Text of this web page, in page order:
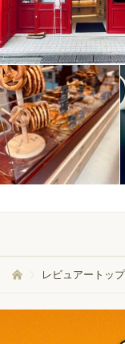
レビュアートップ